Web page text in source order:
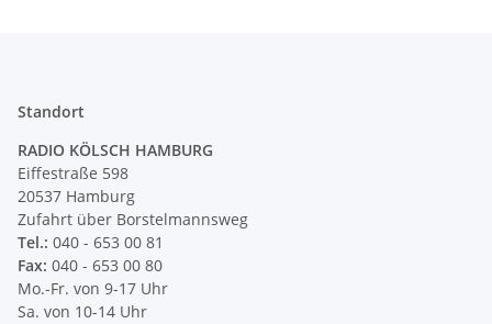
Standort
RADIO KÖLSCH HAMBURG
Eiffestraße 598
20537 Hamburg
Zufahrt über Borstelmannsweg
Tel.: 040 - 653 00 81
Fax: 040 - 653 00 80
Mo.-Fr. von 9-17 Uhr
Sa. von 10-14 Uhr